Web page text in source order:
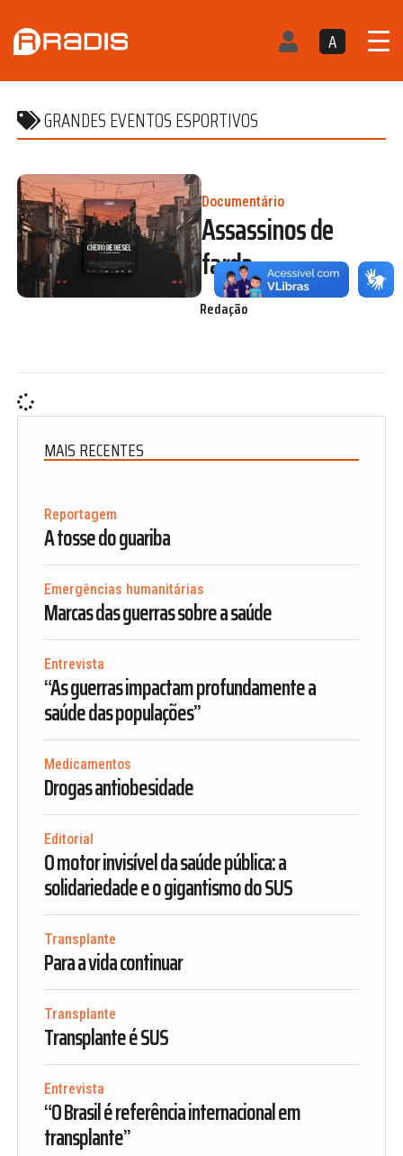
A
GRANDES EVENTOS ESPORTIVOS
Documentário
Assassinos de
farda
Redação
MAIS RECENTES
Reportagem
A tosse do guariba
Emergências humanitárias
Marcas das guerras sobre a saúde
Entrevista
“As guerras impactam profundamente a
saúde das populações”
Medicamentos
Drogas antiobesidade
Editorial
O motor invisível da saúde pública: a
solidariedade e o gigantismo do SUS
Transplante
Para a vida continuar
Transplante
Transplante é SUS
Entrevista
“O Brasil é referência internacional em
transplante”